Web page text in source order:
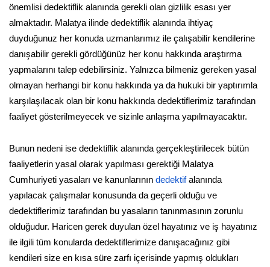
önemlisi dedektiflik alanında gerekli olan gizlilik esası yer
almaktadır. Malatya ilinde dedektiflik alanında ihtiyaç
duyduğunuz her konuda uzmanlarımız ile çalışabilir kendilerine
danışabilir gerekli gördüğünüz her konu hakkında araştırma
yapmalarını talep edebilirsiniz. Yalnızca bilmeniz gereken yasal
olmayan herhangi bir konu hakkında ya da hukuki bir yaptırımla
karşılaşılacak olan bir konu hakkında dedektiflerimiz tarafından
faaliyet gösterilmeyecek ve sizinle anlaşma yapılmayacaktır.
Bunun nedeni ise dedektiflik alanında gerçekleştirilecek bütün
faaliyetlerin yasal olarak yapılması gerektiği Malatya
Cumhuriyeti yasaları ve kanunlarının dedektifalanında
yapılacak çalışmalar konusunda da geçerli olduğu ve
dedektiflerimiz tarafından bu yasaların tanınmasının zorunlu
olduğudur. Haricen gerek duyulan özel hayatınız ve iş hayatınız
ile ilgili tüm konularda dedektiflerimize danışacağınız gibi
kendileri size en kısa süre zarfı içerisinde yapmış oldukları